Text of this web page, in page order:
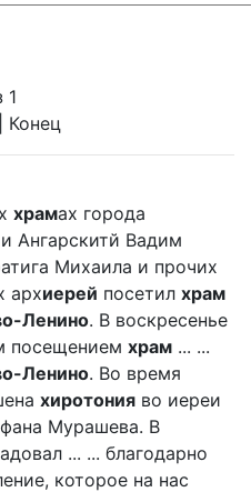
1
Конец
храмах города
Ангарскитй Вадим
Михаила и прочих
архиерей посетил храм
Ленино. В воскресенье
посещением храм ... ...
Ленино. Во время
хиротония во иереи
Мурашева. В
... ... благодарно
которое на нас